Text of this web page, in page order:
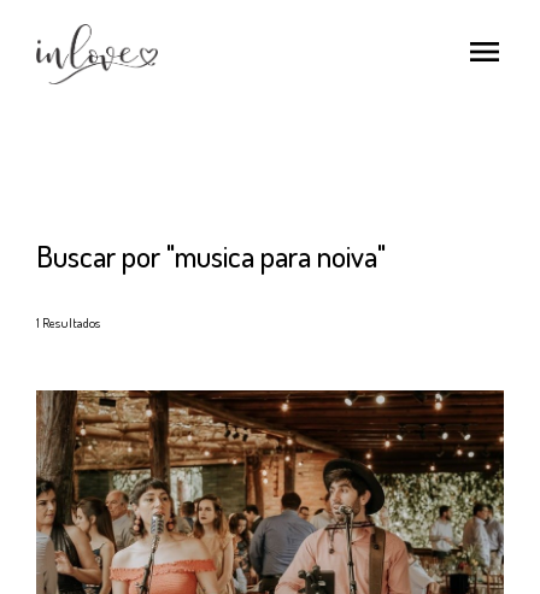
menu
Buscar por"musica para noiva"
1 Resultados